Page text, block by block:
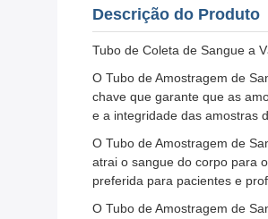
Descrição do Produto
Tubo de Coleta de Sangue a
O Tubo de Amostragem de
chave que garante que as
e a integridade das amostras
O Tubo de Amostragem de
atrai o sangue do corpo para
preferida para pacientes e
O Tubo de Amostragem de